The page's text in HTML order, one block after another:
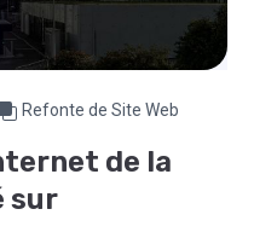
Refonte de Site Web
de la
sur